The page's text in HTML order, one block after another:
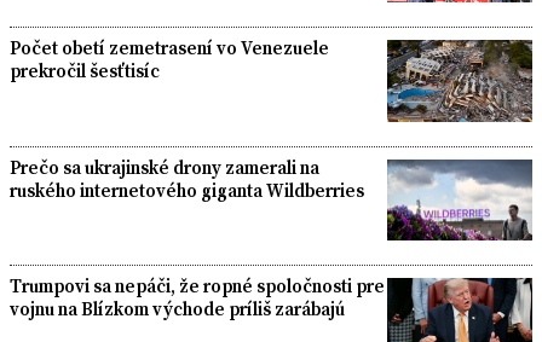
Počet obetí zemetrasení vo Venezuele
prekročil šesťtisíc
Prečo sa ukrajinské drony zamerali na
ruského internetového giganta Wildberries
Trumpovi sa nepáči, že ropné spoločnosti pre
vojnu na Blízkom východe príliš zarábajú